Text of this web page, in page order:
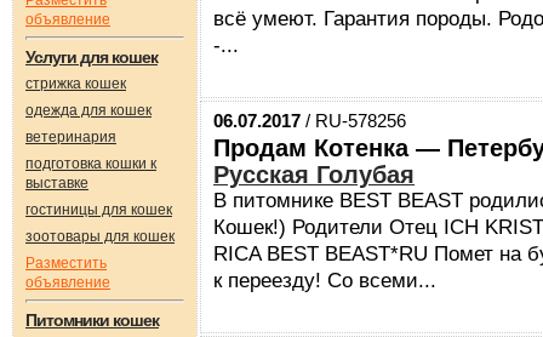
объявление
Услуги для кошек
стрижка кошек
одежда для кошек
ветеринария
подготовка кошки к
выставке
гостиницы для кошек
зоотовары для кошек
Разместить
объявление
Питомники кошек
всё умеют. Гарантия породы.
-...
06.07.2017 / RU-578256
Продам Котенка —
Русская Голубая
В питомнике BEST BEAST
Кошек!) Родители Отец ICH
RICA BEST BEAST*RU Помет на
к переезду! Со всеми...